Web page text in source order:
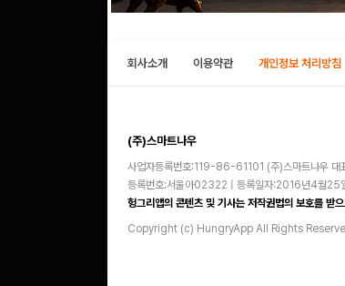
회사소개 이용약관 개인정보 처리방침
(주)스마트나우
사업자등록번호:119-86-61101 (주)스마트나우
등록번호:서울아02322 | 등록일자:2016년4월25
헝그리앱의 콘텐츠 및 기사는 저작권법의 보호를 받
Copyright (c) HungryApp All Rights